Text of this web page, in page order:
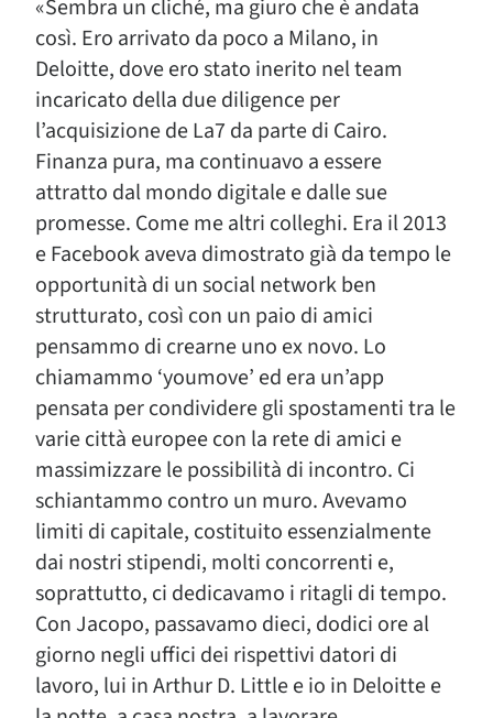
«Sembra un cliché, ma giuro che è andata
così. Ero arrivato da poco a Milano, in
Deloitte, dove ero stato inerito nel team
incaricato della due diligence per
l’acquisizione de La7 da parte di Cairo.
Finanza pura, ma continuavo a essere
attratto dal mondo digitale e dalle sue
promesse. Come me altri colleghi. Era il 2013
e Facebook aveva dimostrato già da tempo le
opportunità di un social network ben
strutturato, così con un paio di amici
pensammo di crearne uno ex novo. Lo
chiamammo ‘youmove’ ed era un’app
pensata per condividere gli spostamenti tra le
varie città europee con la rete di amici e
massimizzare le possibilità di incontro. Ci
schiantammo contro un muro. Avevamo
limiti di capitale, costituito essenzialmente
dai nostri stipendi, molti concorrenti e,
soprattutto, ci dedicavamo i ritagli di tempo.
Con Jacopo, passavamo dieci, dodici ore al
giorno negli uffici dei rispettivi datori di
lavoro, lui in Arthur D. Little e io in Deloitte e